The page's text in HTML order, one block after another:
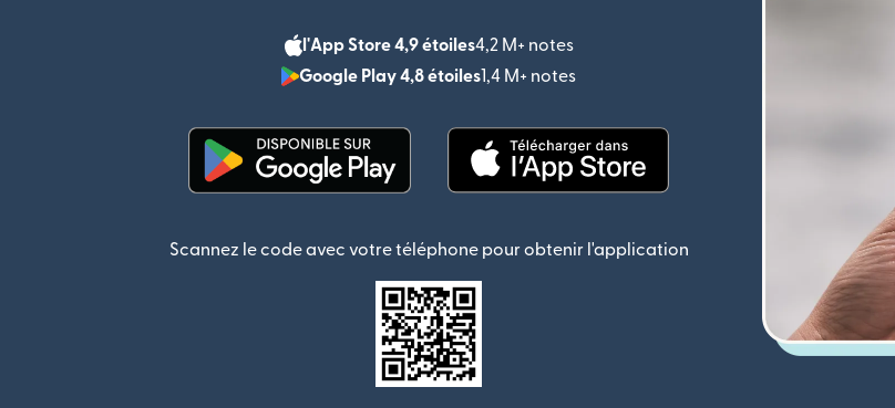
l'App Store 4,9 étoiles4,2 M+ notes
(s'ouvre dans une nouvelle fenêtre)
Google Play 4,8 étoiles1,4 M+ notes
Scannez le code avec votre téléphone pour obtenir l'application